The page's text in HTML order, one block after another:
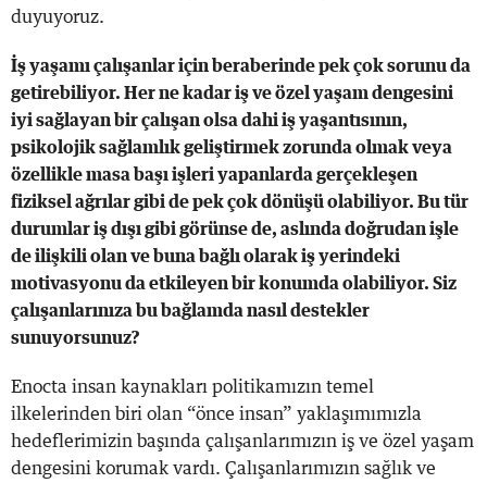
duyuyoruz.
İş yaşamı çalışanlar için beraberinde pek çok sorunu da
getirebiliyor. Her ne kadar iş ve özel yaşam dengesini
iyi sağlayan bir çalışan olsa dahi iş yaşantısının,
psikolojik sağlamlık geliştirmek zorunda olmak veya
özellikle masa başı işleri yapanlarda gerçekleşen
fiziksel ağrılar gibi de pek çok dönüşü olabiliyor. Bu tür
durumlar iş dışı gibi görünse de, aslında doğrudan işle
de ilişkili olan ve buna bağlı olarak iş yerindeki
motivasyonu da etkileyen bir konumda olabiliyor. Siz
çalışanlarınıza bu bağlamda nasıl destekler
sunuyorsunuz?
Enocta insan kaynakları politikamızın temel
ilkelerinden biri olan “önce insan” yaklaşımımızla
hedeflerimizin başında çalışanlarımızın iş ve özel yaşam
dengesini korumak vardı. Çalışanlarımızın sağlık ve